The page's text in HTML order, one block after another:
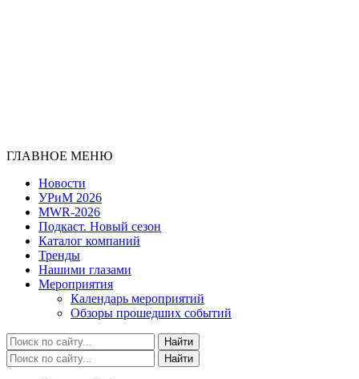
ГЛАВНОЕ МЕНЮ
Новости
УРиМ 2026
MWR-2026
Подкаст. Новый сезон
Каталог компаний
Тренды
Нашими глазами
Мероприятия
Календарь мероприятий
Обзоры прошедших событий